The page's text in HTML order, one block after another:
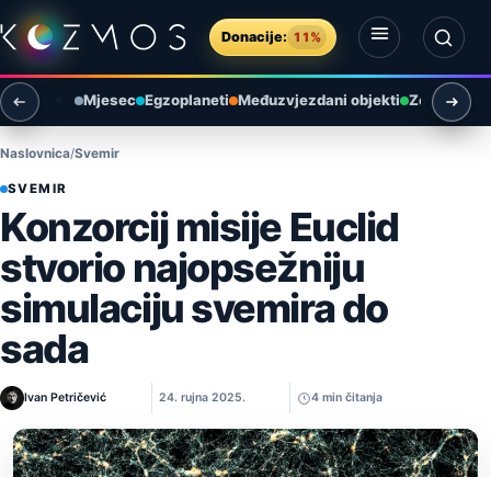
Preskoči na sadržaj
Donacije: 11%
Otvori izbornik
Otvori pretragu
Mjesec Egzoplaneti Međuzvjezdani objekti Zemlja i
Naslovnica Svemir
SVEMIR
Konzorcij misije Euclid
stvorio najopsežniju
simulaciju svemira do
sada
Ivan Petričević 24. rujna 2025. 4 min čitanja